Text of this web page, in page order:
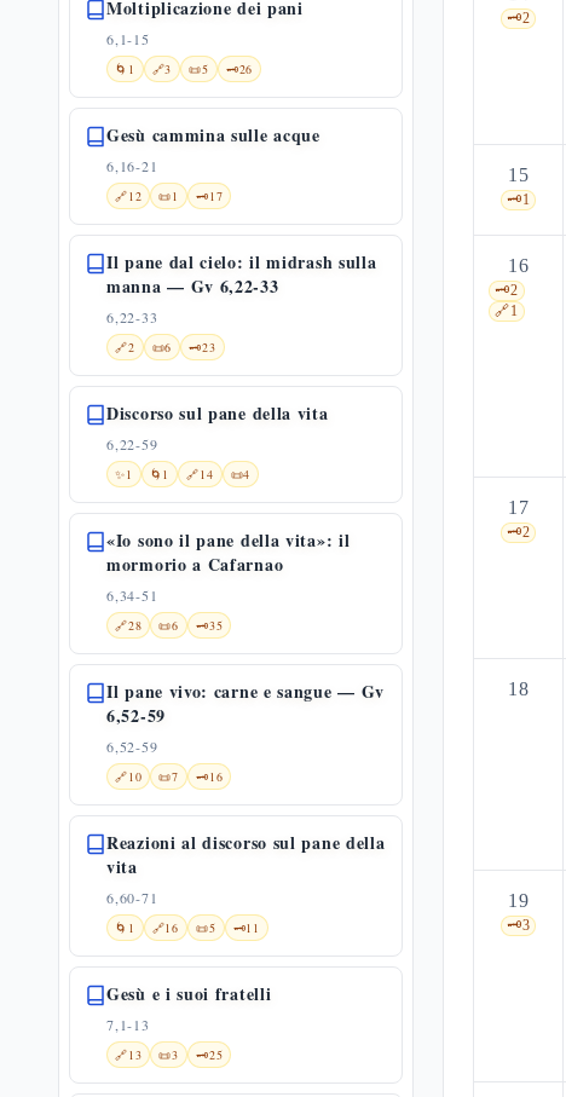
Moltiplicazione dei pani
6,1-15
🌀 1 🔗3 📜5 🗝️26
Gesù cammina sulle acque
6,16-21
🔗12 📜1 🗝️17
Il pane dal cielo: il midrash sulla
manna — Gv 6,22-33
6,22-33
🔗2 📜6 🗝️23
Discorso sul pane della vita
6,22-59
✨1 🌀 1 🔗14 📜4
«Io sono il pane della vita»: il
mormorio a Cafarnao
6,34-51
🔗28 📜6 🗝️35
Il pane vivo: carne e sangue — Gv
6,52-59
6,52-59
🔗10 📜7 🗝️16
Reazioni al discorso sul pane della
vita
6,60-71
🌀 1 🔗16 📜5 🗝️11
Gesù e i suoi fratelli
7,1-13
🔗13 📜3 🗝️25
🗝️2
15
🗝️1
16
🗝️2
🔗1
17
🗝️2
18
19
🗝️3